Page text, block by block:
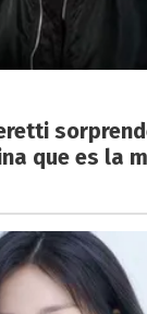
que es la